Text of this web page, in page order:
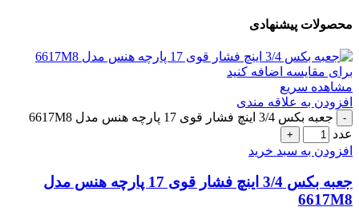
محصولات پیشنهادی
برای مقایسه اضافه کنید
مشاهده سریع
افزودن به علاقه مندی
جعبه بکس 3/4 اینچ فشار قوی 17 پارچه هنس مدل 6617M8
عدد
افزودن به سبد خرید
جعبه بکس 3/4 اینچ فشار قوی 17 پارچه هنس مدل
6617M8